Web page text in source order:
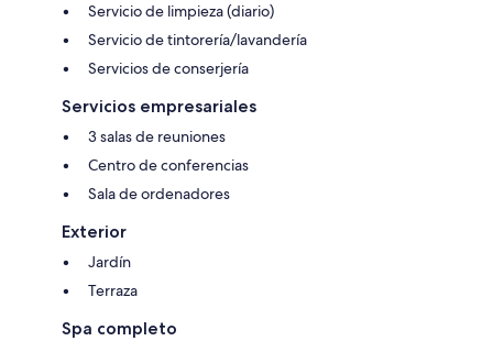
Servicio de limpieza (diario)
Servicio de tintorería/lavandería
Servicios de conserjería
Servicios empresariales
3 salas de reuniones
Centro de conferencias
Sala de ordenadores
Exterior
Jardín
Terraza
Spa completo